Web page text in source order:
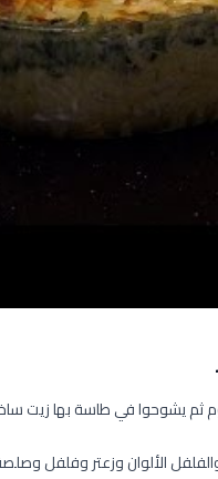
ثم يشوحوا في طاسة بها زيت
الألوان وزعتر وفلفل